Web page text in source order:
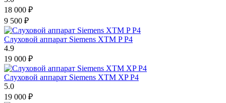
18 000 ₽
9 500 ₽
Слуховой аппарат Siemens XTM P P4
4.9
19 000 ₽
Слуховой аппарат Siemens XTM XP P4
5.0
19 000 ₽